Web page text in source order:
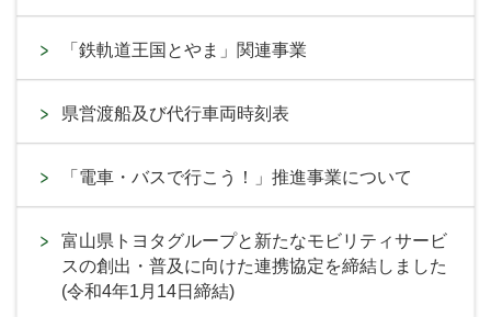
「鉄軌道王国とやま」関連事業
県営渡船及び代行車両時刻表
「電車・バスで行こう！」推進事業について
富山県トヨタグループと新たなモビリティサービ
スの創出・普及に向けた連携協定を締結しました
(令和4年1月14日締結)